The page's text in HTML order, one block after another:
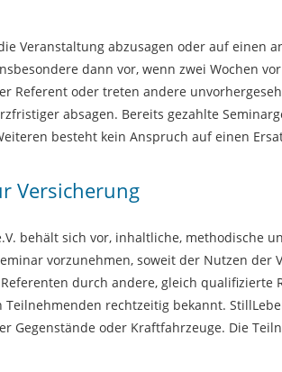
Veranstaltung abzusagen oder auf einen
dann vor, wenn zwei Wochen
Referent oder treten andere
absagen. Bereits gezahlte
besteht kein Anspruch auf einen
Versicherung
behält sich vor, inhaltliche, methodische
vorzunehmen, soweit der Nutzen
durch andere, gleich
Teilnehmenden rechtzeitig bekannt.
Gegenstände oder Kraftfahrzeuge. Die